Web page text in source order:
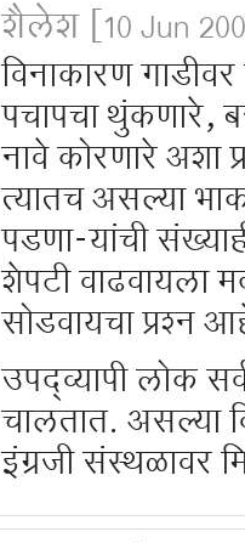
शैलेश [10 Jun
विनाकारण
पचापचा थुंकणारे,
नावे कोरणारे अशा
त्यातच असल्या
पडणा-यांची
शेपटी वाढवायला
सोडवायचा प्रश्न
उपद्व्यापी लोक
चालतात. असल्या
इंग्रजी संस्थळावर